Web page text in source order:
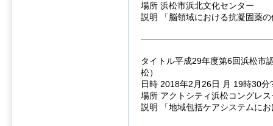
場所 浜松市浜北文化センター
説明 「脳領域における抗凝固薬
タイトル平成29年度第6回浜松市
松）
日時 2018年2月26日 月 19時30分
場所 アクトシティ浜松コングレ
説明 「地域包括ケアシステムに